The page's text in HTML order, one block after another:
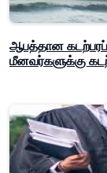
ஆபத்தான
மீனவர்களுக்கு